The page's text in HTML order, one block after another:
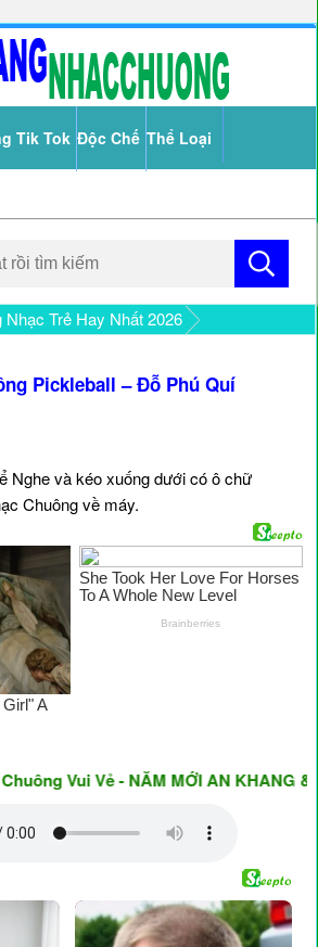
Tik Tok Độc Chế Thể Loại
Nhạc Trẻ Hay Nhất 2026
Pickleball – Đỗ Phú Quí
Nghe và kéo xuống dưới có ô chữ
Chuông về máy.
Vui Vẻ - NĂM MỚI AN KHANG &